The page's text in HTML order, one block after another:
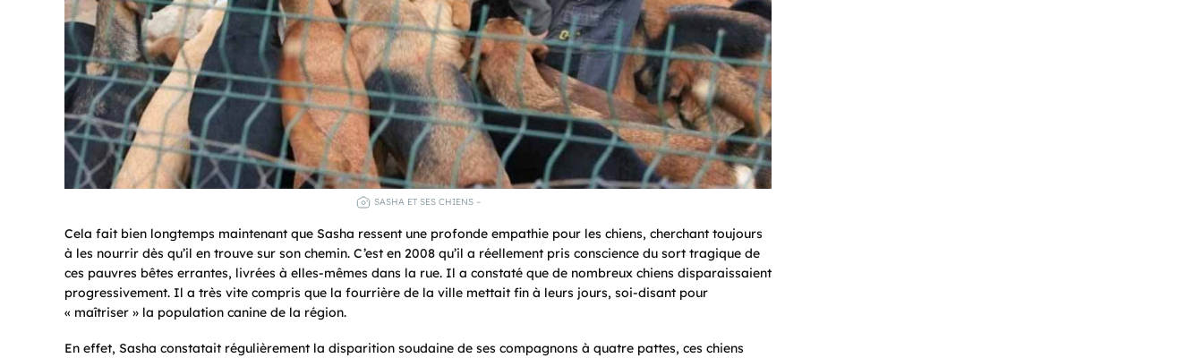
SASHA ET SES CHIENS –
Cela fait bien longtemps maintenant que Sasha ressent une profonde empathie pour les chiens, cherchant toujours
à les nourrir dès qu’il en trouve sur son chemin. C’est en 2008 qu’il a réellement pris conscience du sort tragique de
ces pauvres bêtes errantes, livrées à elles-mêmes dans la rue. Il a constaté que de nombreux chiens disparaissaient
progressivement. Il a très vite compris que la fourrière de la ville mettait fin à leurs jours, soi-disant pour
« maîtriser » la population canine de la région.
En effet, Sasha constatait régulièrement la disparition soudaine de ses compagnons à quatre pattes, ces chiens